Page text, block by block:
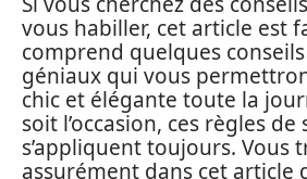
vous habiller, cet article est
comprend quelques
géniaux qui vous
chic et élégante toute la
soit l’occasion, ces règles de
s’appliquent toujours. Vous
assurément dans cet article